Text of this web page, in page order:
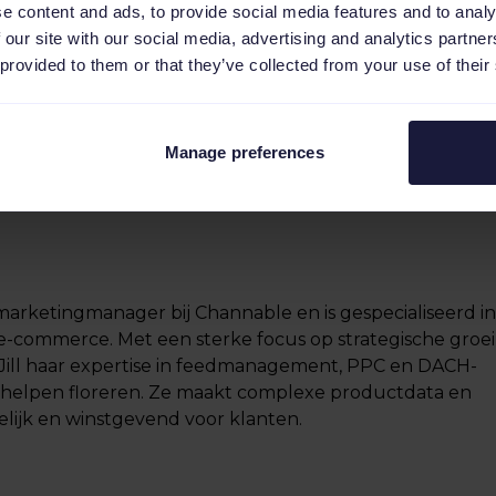
content and ads, to provide social media features and to
site with our social media, advertising and analytics
to them or that they’ve collected from your use of
Manage preferences
van een Google Shopping feed of een Google
actie is geldig tot 1 april 2018.
bij Channable en is gespecialiseerd in
Met een sterke focus op strategische groei
haar expertise in feedmanagement, PPC en DACH-
floreren. Ze maakt complexe productdata en
en winstgevend voor klanten.